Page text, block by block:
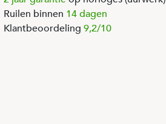
Ruilen binnen 14 dagen
Klantbeoordeling 9,2/10